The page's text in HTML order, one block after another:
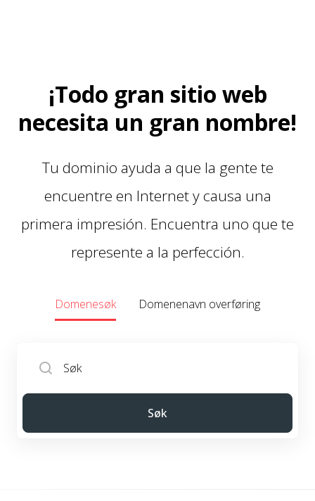
¡Todo gran sitio web
necesita un gran nombre!
Tu dominio ayuda a que la gente te
encuentre en Internet y causa una
primera impresión. Encuentra uno que te
represente a la perfección.
Domenesøk Domenenavn overføring
Søk